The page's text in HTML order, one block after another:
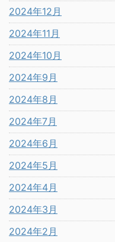
2024年12月
2024年11月
2024年10月
2024年9月
2024年8月
2024年7月
2024年6月
2024年5月
2024年4月
2024年3月
2024年2月